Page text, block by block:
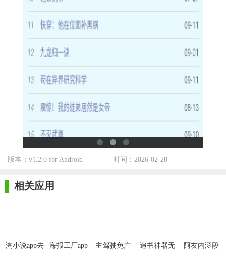
容本身。
2. 保护用户隐私：不收集用户个人信息，确保用户隐私安
3. 兼容性强：支持多种浏览器和操作系统，满足不同用户的
4. 持续更新：不断优化广告过滤算法，确保软件能够应对新
出现的广告形式。
5. 易用性高：界面简洁明了，操作简便，用户无需专业知识
即可轻松上手。
第一版主去除广告是一款功能强大、操作简便的广告过滤软
为用户提供更加纯净、舒适的阅读环境。
版本：v1.2.0 for Android 时间：2026-02-28
相关应用
淘小说app去
海报工厂app
主驾驶免广
追书神器无
阿友内涵段